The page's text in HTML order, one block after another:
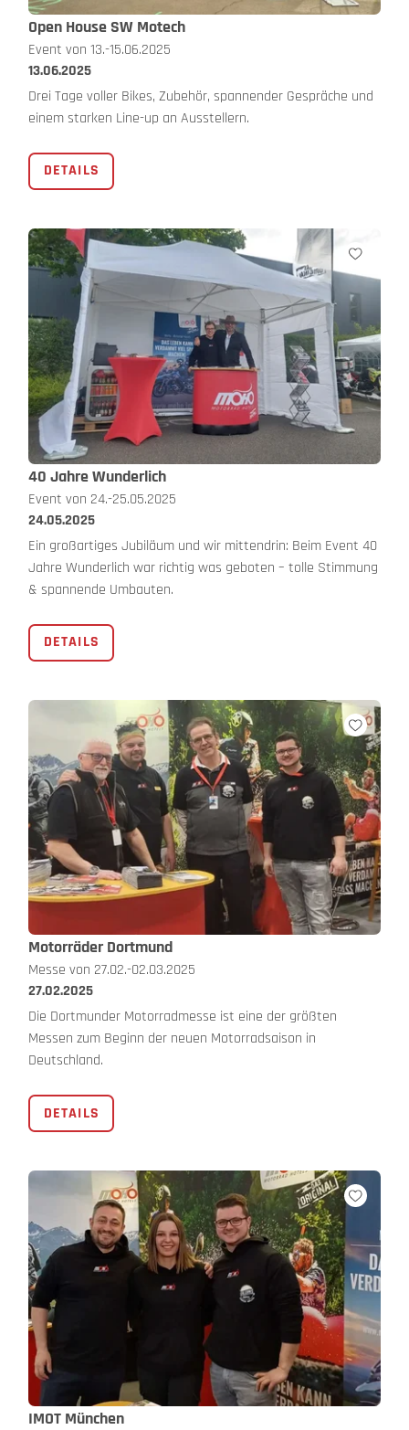
Open House SW Motech
Event von 13.-15.06.2025
13.06.2025
Drei Tage voller Bikes, Zubehör, spannender Gespräche und
einem starken Line-up an Ausstellern.
DETAILS
40 Jahre Wunderlich
Event von 24.-25.05.2025
24.05.2025
Ein großartiges Jubiläum und wir mittendrin: Beim Event 40
Jahre Wunderlich war richtig was geboten – tolle Stimmung
& spannende Umbauten.
DETAILS
Motorräder Dortmund
Messe von 27.02.-02.03.2025
27.02.2025
Die Dortmunder Motorradmesse ist eine der größten
Messen zum Beginn der neuen Motorradsaison in
Deutschland.
DETAILS
IMOT München